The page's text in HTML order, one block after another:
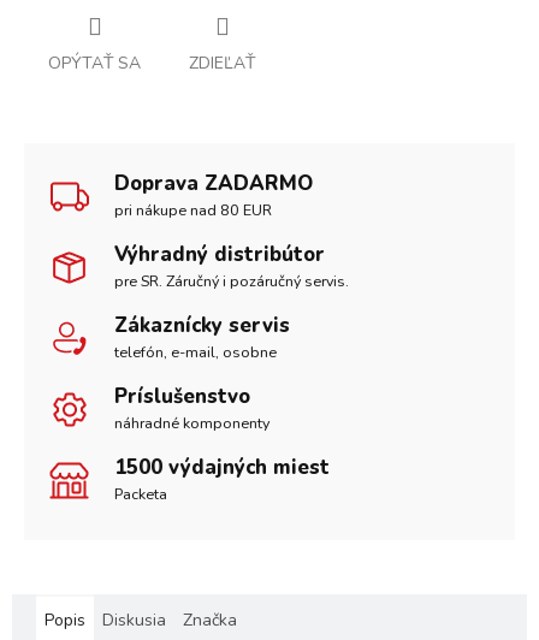
OPÝTAŤ SA ZDIEĽAŤ
Doprava ZADARMO
pri nákupe nad 80 EUR
Výhradný distribútor
pre SR. Záručný i pozáručný servis.
Zákaznícky servis
telefón, e-mail, osobne
Príslušenstvo
náhradné komponenty
1500 výdajných miest
Packeta
Popis Diskusia Značka